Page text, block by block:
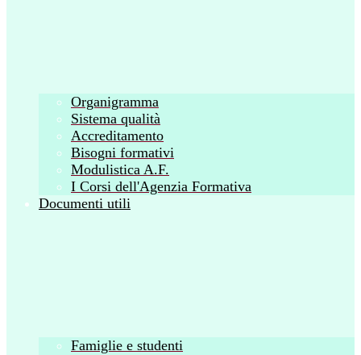
Organigramma
Sistema qualità
Accreditamento
Bisogni formativi
Modulistica A.F.
I Corsi dell'Agenzia Formativa
Documenti utili
Famiglie e studenti